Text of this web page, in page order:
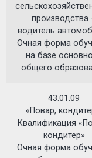
производства
водитель
Очная форма
на базе
общего
43.01.09
«Повар,
Квалификация
кондитер»
Очная форма